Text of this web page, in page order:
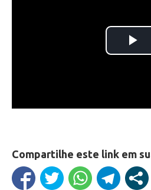
Compartilhe este link em